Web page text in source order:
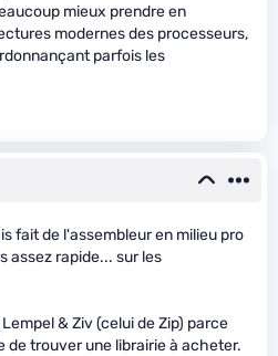
mieux prendre en
modernes des processeurs,
parfois les
fait de l'assembleur en milieu pro
assez rapide... sur les
& Ziv (celui de Zip) parce
de trouver une librairie à acheter.